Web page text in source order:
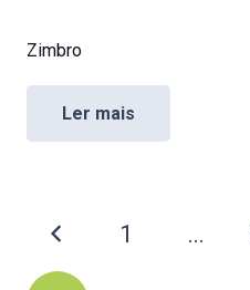
Zimbro
Ler mais
Paginação
de
1 …